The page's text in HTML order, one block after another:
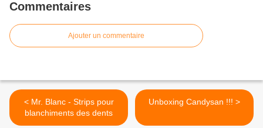
Commentaires
Ajouter un commentaire
< Mr. Blanc - Strips pour
blanchiments des dents
Unboxing Candysan !!! >